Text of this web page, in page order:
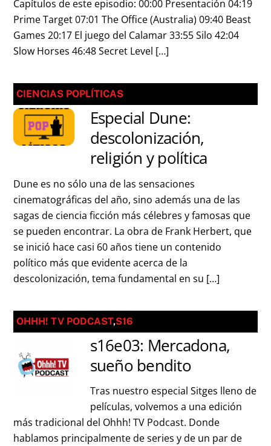
Capítulos de este episodio: 00:00 Presentación 04:19
Prime Target 07:01 The Office (Australia) 09:40 Beast
Games 20:17 El juego del Calamar 33:55 Silo 42:04
Slow Horses 46:48 Secret Level […]
CIENCIAS POPLÍTICAS
Especial Dune:
descolonización,
religión y política
Dune es no sólo una de las sensaciones
cinematográficas del año, sino además una de las
sagas de ciencia ficción más célebres y famosas que
se pueden encontrar. La obra de Frank Herbert, que
se inició hace casi 60 años tiene un contenido
político más que evidente acerca de la
descolonización, tema fundamental en su […]
OHHH! TV PODCAST,S16
s16e03: Mercadona,
sueño bendito
Tras nuestro especial Sitges lleno de
películas, volvemos a una edición
más tradicional del Ohhh! TV Podcast. Donde
hablamos principalmente de series y de un par de